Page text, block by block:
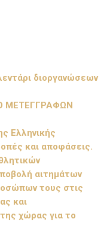
διοργανώσεων
ΜΕΤΕΓΓΡΑΦΩΝ
Ελληνικής
και αποφάσεις.
αιτημάτων
τους στις
και
χώρας για το